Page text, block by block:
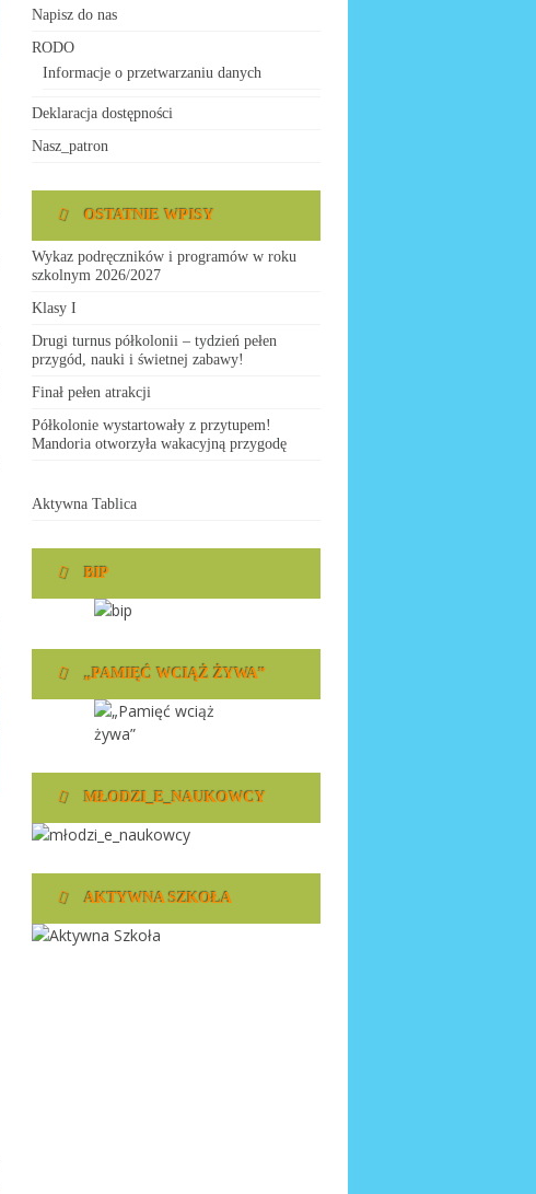
Napisz do nas
RODO
Informacje o przetwarzaniu danych
Deklaracja dostępności
Nasz_patron
OSTATNIE WPISY
Wykaz podręczników i programów w roku
szkolnym 2026/2027
Klasy I
Drugi turnus półkolonii – tydzień pełen
przygód, nauki i świetnej zabawy!
Finał pełen atrakcji
Półkolonie wystartowały z przytupem!
Mandoria otworzyła wakacyjną przygodę
Aktywna Tablica
BIP
„PAMIĘĆ WCIĄŻ ŻYWA”
MŁODZI_E_NAUKOWCY
AKTYWNA SZKOŁA